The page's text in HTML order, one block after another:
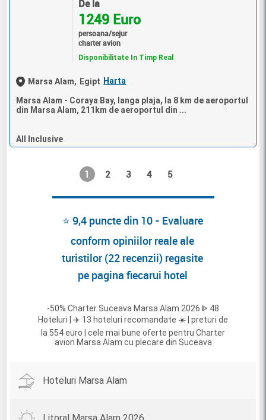
De la
1249 Euro
persoana/sejur
charter avion
Disponibilitate In Timp Real
Marsa Alam, Egipt Harta
Marsa Alam - Coraya Bay, langa plaja, la 8 km de aeroportul
din Marsa Alam, 211km de aeroportul din ...
All Inclusive
1 2 3 4 5
⭐ 9,4 puncte din 10 - Evaluare
conform opiniilor reale ale
turistilor (22 recenzii) regasite
pe pagina fiecarui hotel
-50% Charter Suceava Marsa Alam 2026 ᐈ 48
Hoteluri | ✈️ 13 hoteluri recomandate ☀️ | preturi de
la 554 euro | cele mai bune oferte pentru Charter
avion Marsa Alam cu plecare din Suceava
Hoteluri Marsa Alam